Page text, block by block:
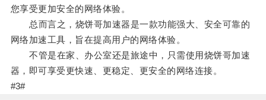
您享受更加安全的网络体验。
总而言之，烧饼哥加速器是一款功能强大、安全可靠的
网络加速工具，旨在提高用户的网络体验。
不管是在家、办公室还是旅途中，只需使用烧饼哥加速
器，即可享受更快速、更稳定、更安全的网络连接。
#3#